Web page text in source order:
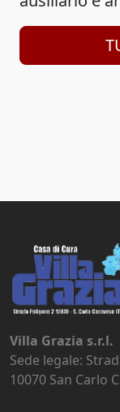
Villa Grazia s.r.l.
Sede legale:
10070 San Carlo